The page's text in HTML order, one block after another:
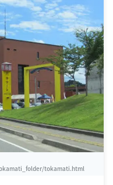
tokamati.html